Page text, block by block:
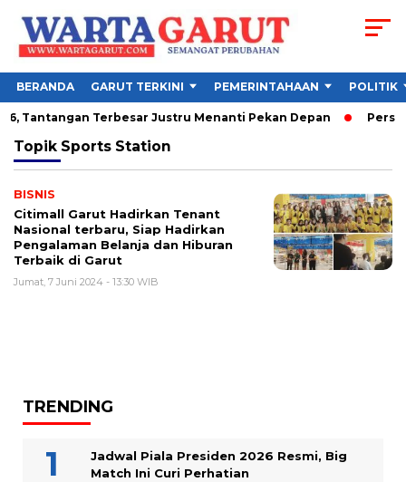
BERANDA GARUT TERKINI PEMERINTAHAAN POLITIK
Tantangan Terbesar Justru Menanti Pekan Depan
Topik Sports Station
BISNIS
Citimall Garut Hadirkan Tenant
Nasional terbaru, Siap Hadirkan
Pengalaman Belanja dan Hiburan
Terbaik di Garut
Jumat, 7 Juni 2024 - 13:30 WIB
TRENDING
Jadwal Piala Presiden 2026 Resmi, Big
Match Ini Curi Perhatian